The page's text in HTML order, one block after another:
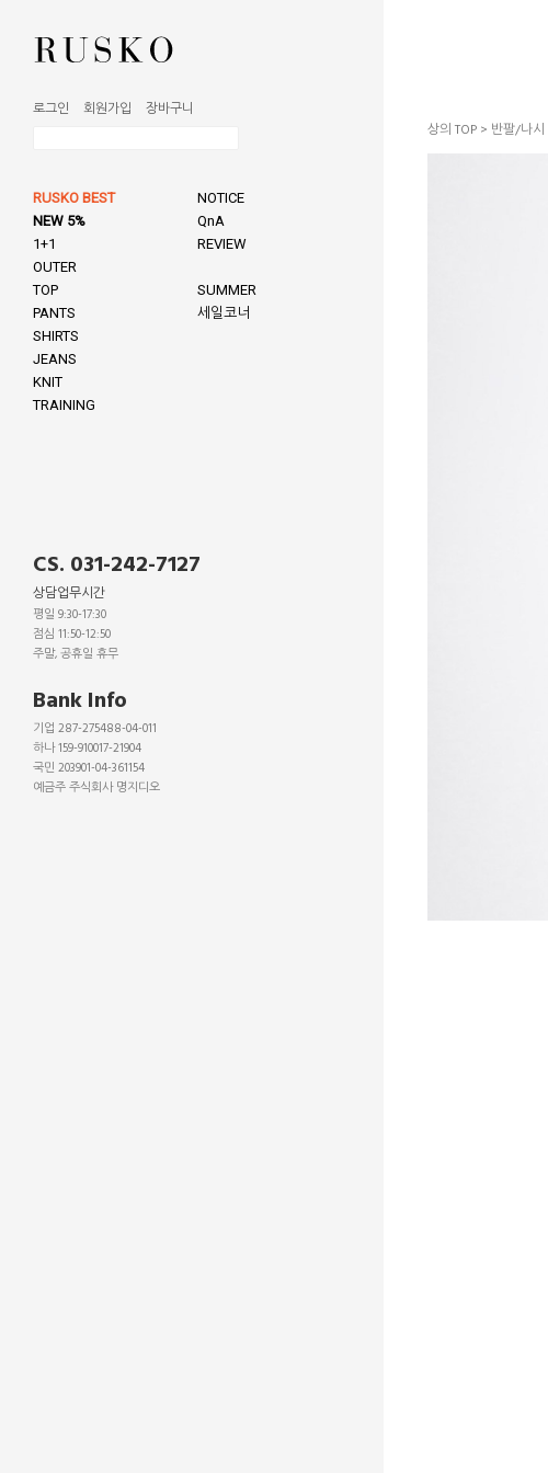
로그인 회원가입 장바구니
RUSKO BEST
NEW 5%
1+1
OUTER
TOP
PANTS
SHIRTS
JEANS
KNIT
TRAINING
NOTICE
QnA
REVIEW
SUMMER
세일코너
CS. 031-242-7127
상담업무시간
평일 9:30-17:30
점심 11:50-12:50
주말, 공휴일 휴무
Bank Info
기업 287-275488-04-011
하나 159-910017-21904
국민 203901-04-361154
예금주 주식회사 명지디오
상의 TOP > 반팔/나시